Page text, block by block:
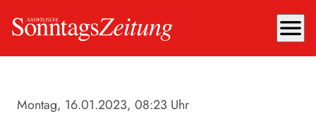
menu
Montag, 16.01.2023, 08:23 Uhr